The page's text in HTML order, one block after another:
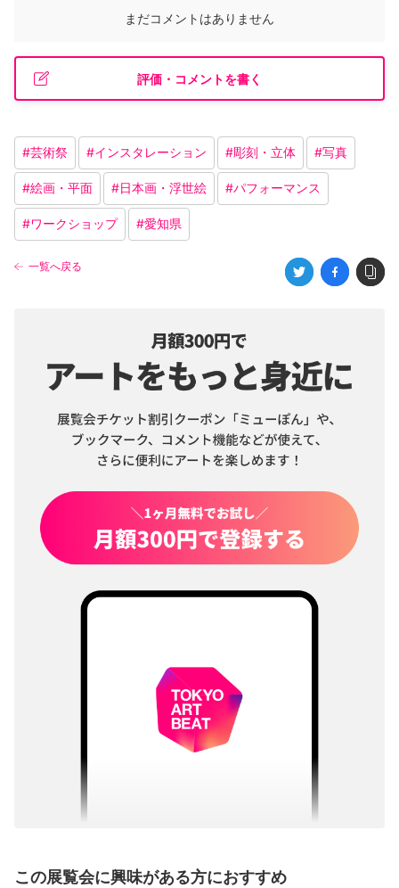
まだコメントはありません
評価・コメントを書く
#芸術祭 #インスタレーション #彫刻・立体 #写真
#絵画・平面 #日本画・浮世絵 #パフォーマンス
#ワークショップ #愛知県
一覧へ戻る
この展覧会に興味がある方におすすめ